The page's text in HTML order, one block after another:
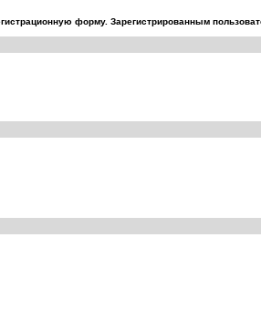
форму. Зарегистрированным